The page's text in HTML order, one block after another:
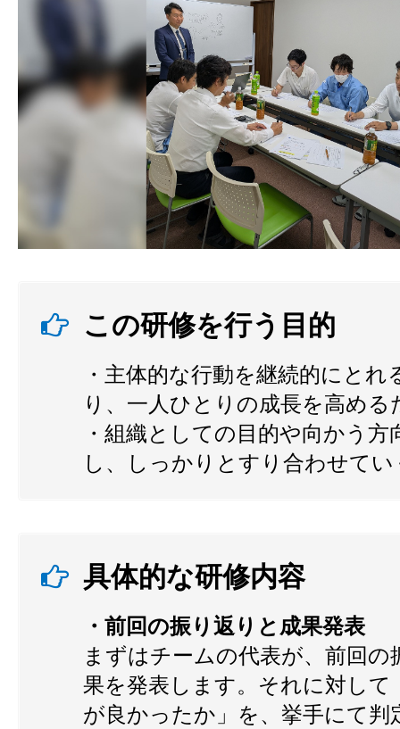
この研修を行う目的
・主体的な行動を継続的にとれ
り、一人ひとりの成長を高める
・組織としての目的や向かう方
し、しっかりとすり合わせて
具体的な研修内容
・前回の振り返りと成果発表
まずはチームの代表が、前回の
果を発表します。それに対して
が良かったか」を、挙手にて判